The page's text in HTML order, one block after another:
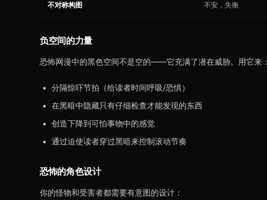
不对称构图 不安，失衡
负空间的力量
恐怖网漫中的黑色空间不是空的——它充满了潜在威胁。用它来：
分隔惊吓节拍（给读者时间呼吸/恐惧）
在黑暗中隐藏只有仔细检查才能发现的东西
创造下降到可怕事物中的感觉
通过迫使读者穿过黑暗来控制滚动节奏
恐怖的角色设计
你的怪物和受害者都需要有意图的设计：